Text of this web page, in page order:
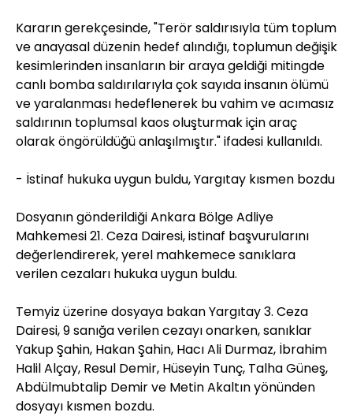
Kararın gerekçesinde, "Terör saldırısıyla tüm toplum
ve anayasal düzenin hedef alındığı, toplumun değişik
kesimlerinden insanların bir araya geldiği mitingde
canlı bomba saldırılarıyla çok sayıda insanın ölümü
ve yaralanması hedeflenerek bu vahim ve acımasız
saldırının toplumsal kaos oluşturmak için araç
olarak öngörüldüğü anlaşılmıştır." ifadesi kullanıldı.
- İstinaf hukuka uygun buldu, Yargıtay kısmen bozdu
Dosyanın gönderildiği Ankara Bölge Adliye
Mahkemesi 21. Ceza Dairesi, istinaf başvurularını
değerlendirerek, yerel mahkemece sanıklara
verilen cezaları hukuka uygun buldu.
Temyiz üzerine dosyaya bakan Yargıtay 3. Ceza
Dairesi, 9 sanığa verilen cezayı onarken, sanıklar
Yakup Şahin, Hakan Şahin, Hacı Ali Durmaz, İbrahim
Halil Alçay, Resul Demir, Hüseyin Tunç, Talha Güneş,
Abdülmubtalip Demir ve Metin Akaltın yönünden
dosyayı kısmen bozdu.